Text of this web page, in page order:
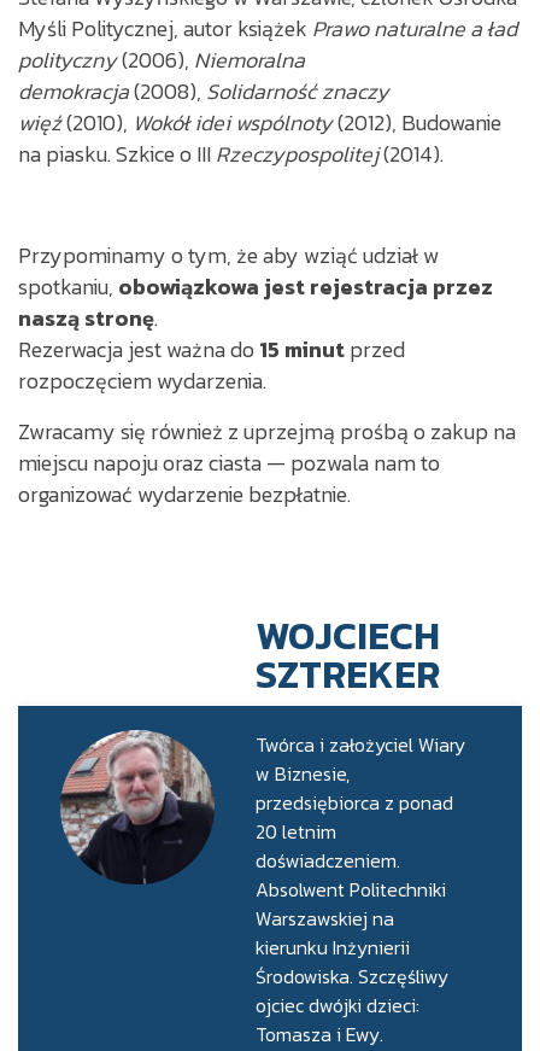
Myśli Politycznej, autor książek Prawo naturalne a ład
polityczny(2006), Niemoralna
demokracja(2008), Solidarność znaczy
więź(2010), Wokół idei wspólnoty(2012), Budowanie
na piasku. Szkice o IIIRzeczypospolitej(2014).
Przypominamy o tym, że aby wziąć udział w
spotkaniu, obowiązkowa jest rejestracja przez
naszą stronę.
Rezerwacja jest ważna do 15 minutprzed
rozpoczęciem wydarzenia.
Zwracamy się również z uprzejmą prośbą o zakup na
miejscu napoju oraz ciasta — pozwala nam to
organizować wydarzenie bezpłatnie.
WOJCIECH
SZTREKER
Twórca i założyciel Wiary
w Biznesie,
przedsiębiorca z ponad
20 letnim
doświadczeniem.
Absolwent Politechniki
Warszawskiej na
kierunku Inżynierii
Środowiska. Szczęśliwy
ojciec dwójki dzieci:
Tomasza i Ewy.